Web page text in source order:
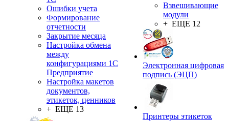
Ошибки учета
Формирование
отчетности
Закрытие месяца
Настройка обмена
между
конфигурациями 1С
Предприятие
Настройка макетов
документов,
этикеток, ценников
+ ЕЩЕ 13
Взвешивающие
модули
+ ЕЩЕ 12
Электронная цифровая
подпись (ЭЦП)
Принтеры этикеток